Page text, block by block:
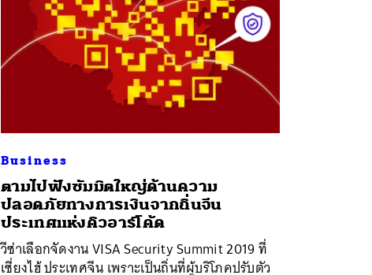
Business
ตามไปฟังซัมมิตใหญ่ด้านความ
ปลอดภัยทางการเงินจากถิ่นจีน
ประเทศแห่งคิวอาร์โค้ด
วีซ่าเลือกจัดงาน VISA Security Summit 2019 ที่
เซี่ยงไฮ้ ประเทศจีน เพราะเป็นถิ่นที่ผู้บริโภคปรับตัว